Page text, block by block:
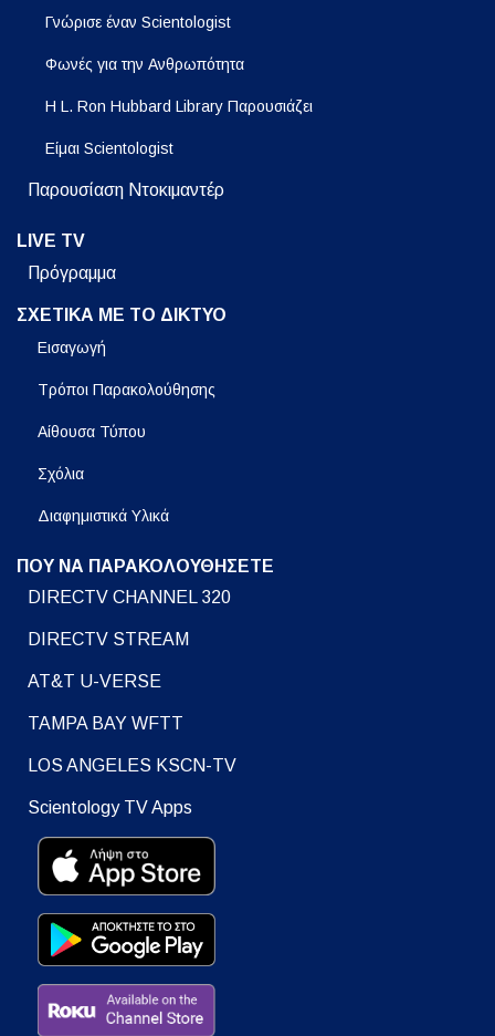
Γνώρισε έναν Scientologist
Φωνές για την Ανθρωπότητα
Η L. Ron Hubbard Library Παρουσιάζει
Είμαι Scientologist
Παρουσίαση Ντοκιμαντέρ
LIVE TV
Πρόγραμμα
ΣΧΕΤΙΚΑ ΜΕ ΤΟ ΔΙΚΤΥΟ
Εισαγωγή
Τρόποι Παρακολούθησης
Αίθουσα Τύπου
Σχόλια
Διαφημιστικά Υλικά
ΠΟΥ ΝΑ ΠΑΡΑΚΟΛΟΥΘΗΣΕΤΕ
DIRECTV CHANNEL 320
DIRECTV STREAM
AT&T U-VERSE
TAMPA BAY WFTT
LOS ANGELES KSCN-TV
Scientology TV Apps